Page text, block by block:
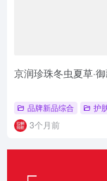
京润珍珠冬虫夏草·
品牌新品综合 护
3个月前